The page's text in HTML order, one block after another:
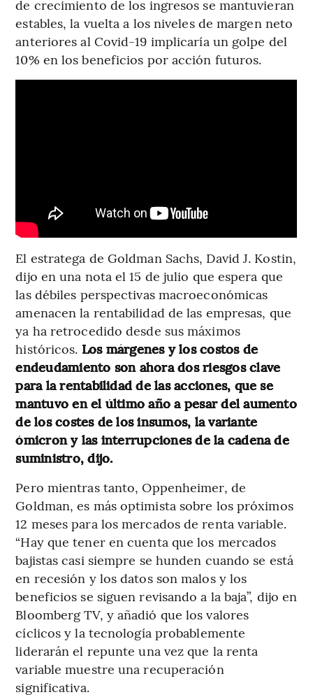
de crecimiento de los ingresos se mantuvieran
estables, la vuelta a los niveles de margen neto
anteriores al Covid-19 implicaría un golpe del
10% en los beneficios por acción futuros.
El estratega de Goldman Sachs, David J. Kostin,
dijo en una nota el 15 de julio que espera que
las débiles perspectivas macroeconómicas
amenacen la rentabilidad de las empresas, que
ya ha retrocedido desde sus máximos
históricos. Los márgenes y los costos de
endeudamiento son ahora dos riesgos clave
para la rentabilidad de las acciones, que se
mantuvo en el último año a pesar del aumento
de los costes de los insumos, la variante
ómicron y las interrupciones de la cadena de
suministro, dijo.
Pero mientras tanto, Oppenheimer, de
Goldman, es más optimista sobre los próximos
12 meses para los mercados de renta variable.
“Hay que tener en cuenta que los mercados
bajistas casi siempre se hunden cuando se está
en recesión y los datos son malos y los
beneficios se siguen revisando a la baja”, dijo en
Bloomberg TV, y añadió que los valores
cíclicos y la tecnología probablemente
liderarán el repunte una vez que la renta
variable muestre una recuperación
significativa.